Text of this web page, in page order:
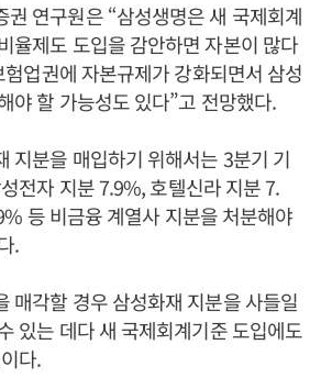
권 연구원은 “삼성생명은 새 국제회계
율제도 도입을 감안하면 자본이 많다
업권에 자본규제가 강화되면서 삼성
야 할 가능성도 있다”고 전망했다.
지분을 매입하기 위해서는 3분기 기
전자 지분 7.9%, 호텔신라 지분 7.
등 비금융 계열사 지분을 처분해야
.
매각할 경우 삼성화재 지분을 사들일
있는 데다 새 국제회계기준 도입에도
다.